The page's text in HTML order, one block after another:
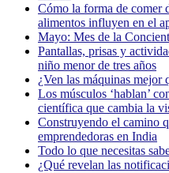
Cómo la forma de comer
alimentos influyen en el
Mayo: Mes de la
Pantallas, prisas y
niño menor de tres años
¿Ven las máquinas mejor
Los músculos ‘hablan’
científica que cambia la
Construyendo el camino
emprendedoras en India
Todo lo que necesitas
¿Qué revelan las